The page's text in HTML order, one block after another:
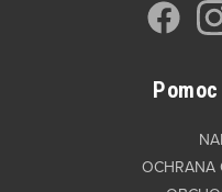
OCHRANA